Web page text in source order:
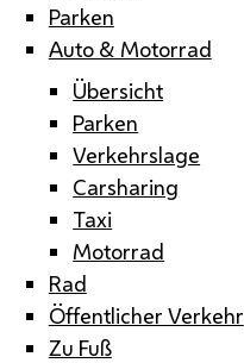
Parken
Auto & Motorrad
Übersicht
Parken
Verkehrslage
Carsharing
Taxi
Motorrad
Rad
Öffentlicher Verkehr
Zu Fuß